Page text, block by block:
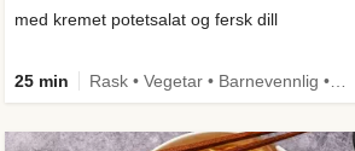
med kremet potetsalat og fersk dill
25 min